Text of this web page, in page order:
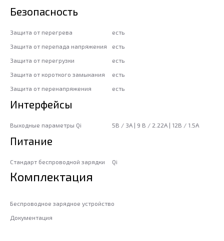
Безопасность
Защита от перегрева
есть
Защита от перепада напряжения
есть
Защита от перегрузки
есть
Защита от короткого замыкания
есть
Защита от перенапряжения
есть
Интерфейсы
Выходные параметры Qi 5В / 3A | 9 В / 2.22A | 12В / 1.5A
Питание
Стандарт беспроводной зарядки Qi
Комплектация
Беспроводное зарядное устройство
Документация